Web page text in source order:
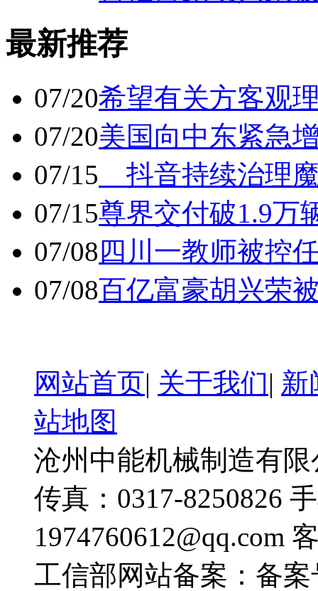
最新推荐
07/20希望有关方客观
07/20美国向中东紧急
07/15 抖音持续治理
07/15尊界交付破1.9万
07/08 四川一教师被控
07/08百亿富豪胡兴荣
网站首页| 关于我们| 新
站地图
沧州中能机械制造有限
传真：0317-8250826
1974760612@qq.com
工信部网站备案：备案